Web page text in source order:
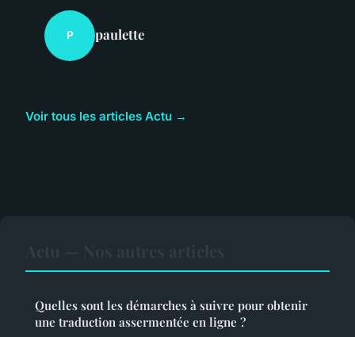
P paulette
Voir tous les articles Actu →
Quelles sont les démarches à suivre pour obtenir
une traduction assermentée en ligne ?